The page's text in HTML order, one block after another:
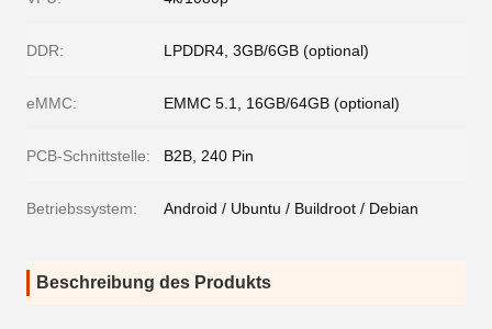
DDR: LPDDR4, 3GB/6GB (optional)
eMMC: EMMC 5.1, 16GB/64GB (optional)
PCB-Schnittstelle: B2B, 240 Pin
Betriebssystem: Android / Ubuntu / Buildroot / Debian
Beschreibung des Produkts